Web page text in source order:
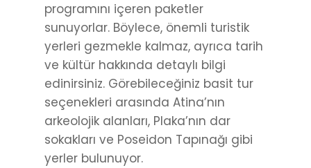
programını içeren paketler
sunuyorlar. Böylece, önemli turistik
yerleri gezmekle kalmaz, ayrıca tarih
ve kültür hakkında detaylı bilgi
edinirsiniz. Görebileceğiniz basit tur
seçenekleri arasında Atina’nın
arkeolojik alanları, Plaka’nın dar
sokakları ve Poseidon Tapınağı gibi
yerler bulunuyor.